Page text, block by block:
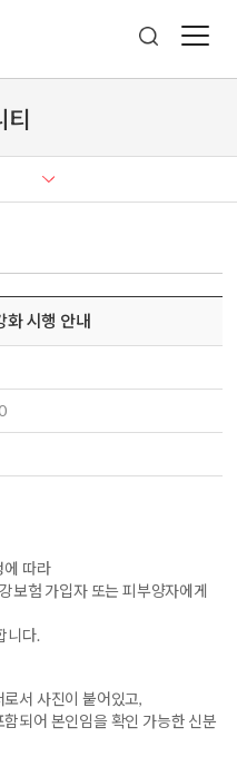
티
화 시행 안내
에 따라
보험 가입자 또는 피부양자에게
니다.
서 사진이 붙어있고,
되어 본인임을 확인 가능한 신분